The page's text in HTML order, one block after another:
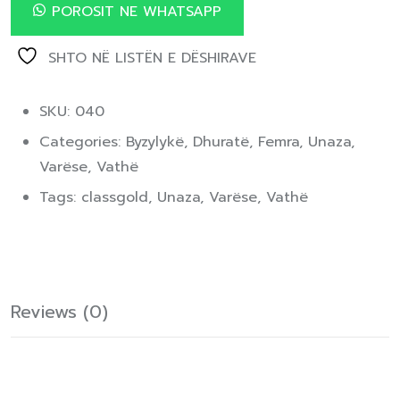
POROSIT NE WHATSAPP
SHTO NË LISTËN E DËSHIRAVE
SKU: 040
Categories: Byzylykë, Dhuratë, Femra, Unaza,
Varëse, Vathë
Tags: classgold, Unaza, Varëse, Vathë
Reviews (0)